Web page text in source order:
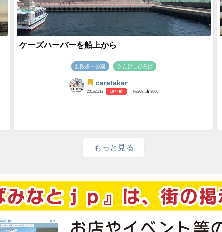
ケーズハーバーを船上から
お散歩・公園 さんばしひろば
caretaker
2016/5/13 10 年前 - №209 3666
もっと見る